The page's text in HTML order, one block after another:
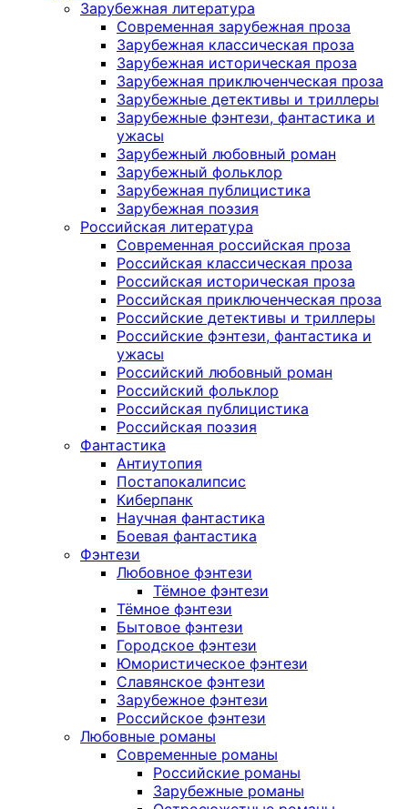
Зарубежная литература
Современная зарубежная проза
Зарубежная классическая проза
Зарубежная историческая проза
Зарубежная приключенческая проза
Зарубежные детективы и триллеры
Зарубежные фэнтези, фантастика и
ужасы
Зарубежный любовный роман
Зарубежный фольклор
Зарубежная публицистика
Зарубежная поэзия
Российская литература
Современная российская проза
Российская классическая проза
Российская историческая проза
Российская приключенческая проза
Российские детективы и триллеры
Российские фэнтези, фантастика и
ужасы
Российский любовный роман
Российский фольклор
Российская публицистика
Российская поэзия
Фантастика
Антиутопия
Постапокалипсис
Киберпанк
Научная фантастика
Боевая фантастика
Фэнтези
Любовное фэнтези
Тёмное фэнтези
Тёмное фэнтези
Бытовое фэнтези
Городское фэнтези
Юмористическое фэнтези
Славянское фэнтези
Зарубежное фэнтези
Российское фэнтези
Любовные романы
Современные романы
Российские романы
Зарубежные романы